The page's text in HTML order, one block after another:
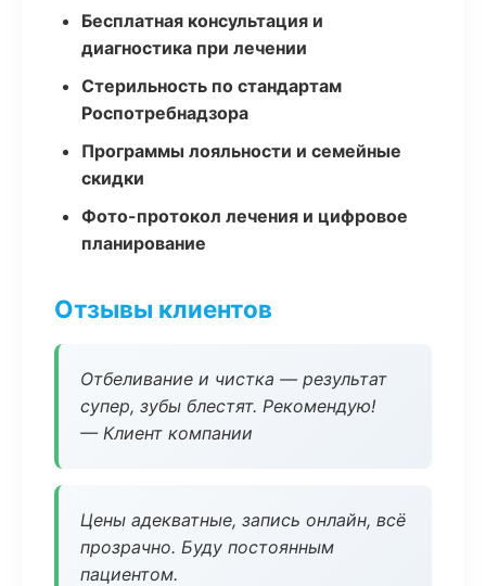
Бесплатная консультация и
диагностика при лечении
Стерильность по стандартам
Роспотребнадзора
Программы лояльности и семейные
скидки
Фото-протокол лечения и цифровое
планирование
Отзывы клиентов
Отбеливание и чистка — результат
супер, зубы блестят. Рекомендую!
— Клиент компании
Цены адекватные, запись онлайн, всё
прозрачно. Буду постоянным
пациентом.